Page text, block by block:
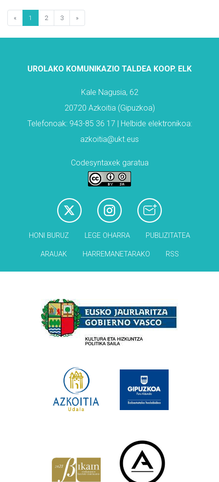
« 1 2 3 »
UROLAKO KOMUNIKAZIO TALDEA KOOP. ELK
Kale Nagusia, 62
20720 Azkoitia (Gipuzkoa)
Telefonoak: 943-85 36 17 | Helbide elektronikoa:
azkoitia@ukt.eus
Codesyntaxek garatua
HONI BURUZ LEGE OHARRA PUBLIZITATEA
ARAUAK HARREMANETARAKO RSS